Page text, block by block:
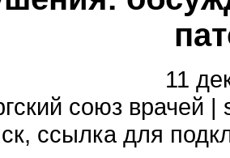
11
союз врачей
cсылка для